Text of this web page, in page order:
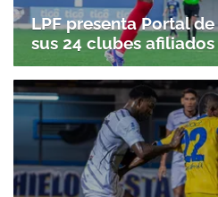
LPF presenta Portal
sus 24 clubes afiliados